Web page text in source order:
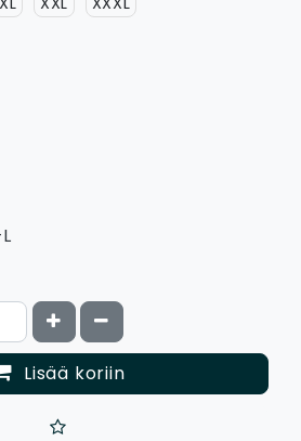
Kasvata määrää
Vähennä määrää
Lisää koriin